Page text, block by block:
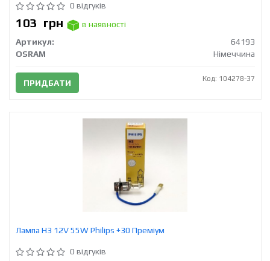
0 відгуків
103 грн
в наявності
Артикул:
64193
OSRAM
Німеччина
ПРИДБАТИ Код: 104278-37
Лампа H3 12V 55W Philips +30 Преміум
0 відгуків